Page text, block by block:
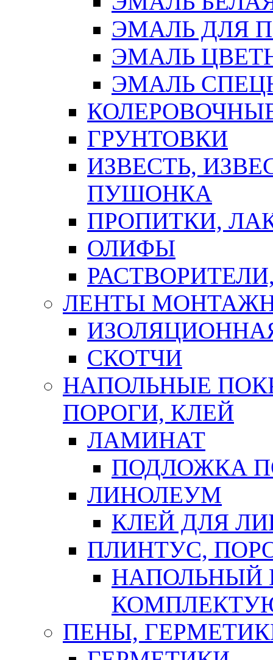
ЭМАЛЬ ДЛЯ
ЭМАЛЬ
ЭМАЛЬ
ГРУНТОВКИ
ИЗВЕСТЬ,
ПУШОНКА
ПРОПИТКИ,
ОЛИФЫ
ЛЕНТЫ
СКОТЧИ
НАПОЛЬНЫЕ
ПОРОГИ, КЛЕЙ
ЛАМИНАТ
ПОДЛОЖКА
ЛИНОЛЕУМ
КЛЕЙ ДЛЯ
ПЛИНТУС,
НАПОЛЬНЫЙ
ПЕНЫ,